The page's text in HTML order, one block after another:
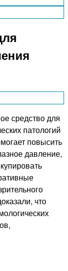
средство для
патологий
повысить
давление,
что